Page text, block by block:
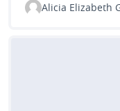
Alicia Elizabeth